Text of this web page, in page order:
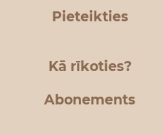
Pieteikties
Kā rīkoties?
Abonements